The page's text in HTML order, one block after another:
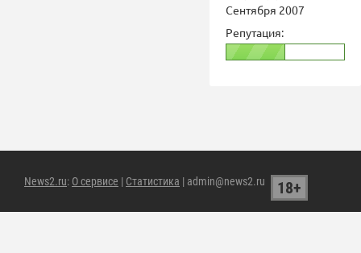
Сентября 2007
Репутация:
News2.ru: О сервисе | Статистика | admin@news2.ru 18+